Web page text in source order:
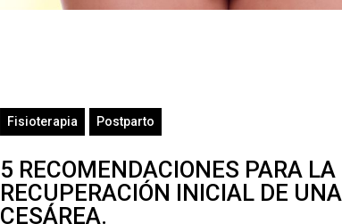
Fisioterapia Postparto
5 RECOMENDACIONES PARA LA
RECUPERACIÓN INICIAL DE UNA
CESÁREA.